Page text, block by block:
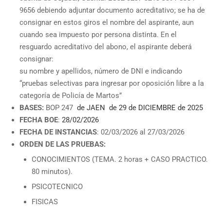
9656 debiendo adjuntar documento acreditativo; se ha de
consignar en estos giros el nombre del aspirante, aun
cuando sea impuesto por persona distinta. En el
resguardo acreditativo del abono, el aspirante deberá
consignar:
su nombre y apellidos, número de DNI e indicando
“pruebas selectivas para ingresar por oposición libre a la
categoría de Policía de Martos”
BASES: BOP 247 de JAEN de 29 de DICIEMBRE de 2025
FECHA BOE: 28/02/2026
FECHA DE INSTANCIAS: 02/03/2026 al 27/03/2026
ORDEN DE LAS PRUEBAS:
CONOCIMIENTOS (TEMA. 2 horas + CASO PRACTICO.
80 minutos).
PSICOTECNICO
FISICAS